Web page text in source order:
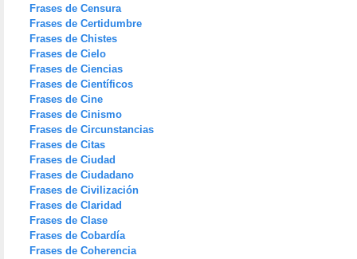
Frases de Censura
Frases de Certidumbre
Frases de Chistes
Frases de Cielo
Frases de Ciencias
Frases de Científicos
Frases de Cine
Frases de Cinismo
Frases de Circunstancias
Frases de Citas
Frases de Ciudad
Frases de Ciudadano
Frases de Civilización
Frases de Claridad
Frases de Clase
Frases de Cobardía
Frases de Coherencia